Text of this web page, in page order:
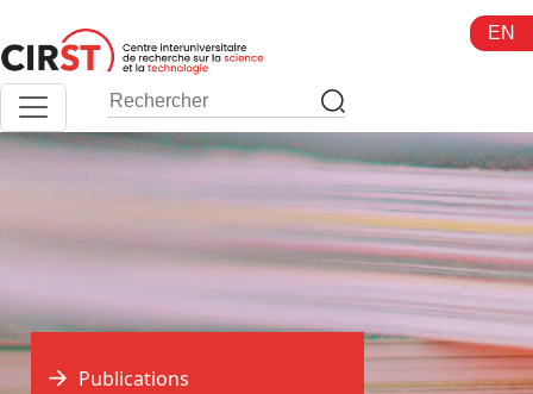
au
contenu
EN
Publications